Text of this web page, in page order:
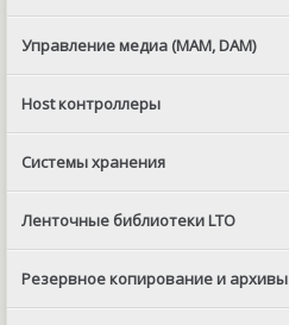
Управление медиа (MAM, DAM)
Host контроллеры
Системы хранения
Ленточные библиотеки LTO
Резервное копирование и архивы